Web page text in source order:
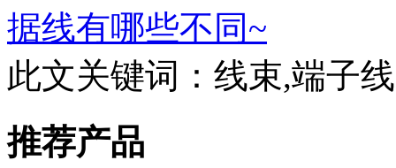
据线有哪些不同~
此文关键词： 线束,端子
推荐产品